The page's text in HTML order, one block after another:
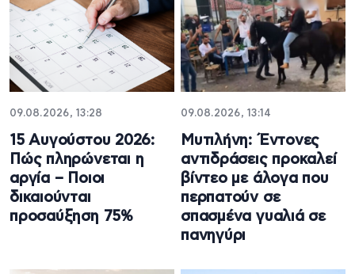
09.08.2026, 13:28
15 Αυγούστου 2026:
Πώς πληρώνεται η
αργία – Ποιοι
δικαιούνται
προσαύξηση 75%
09.08.2026, 13:14
Μυτιλήνη: Έντονες
αντιδράσεις προκαλεί
βίντεο με άλογα που
περπατούν σε
σπασμένα γυαλιά σε
πανηγύρι